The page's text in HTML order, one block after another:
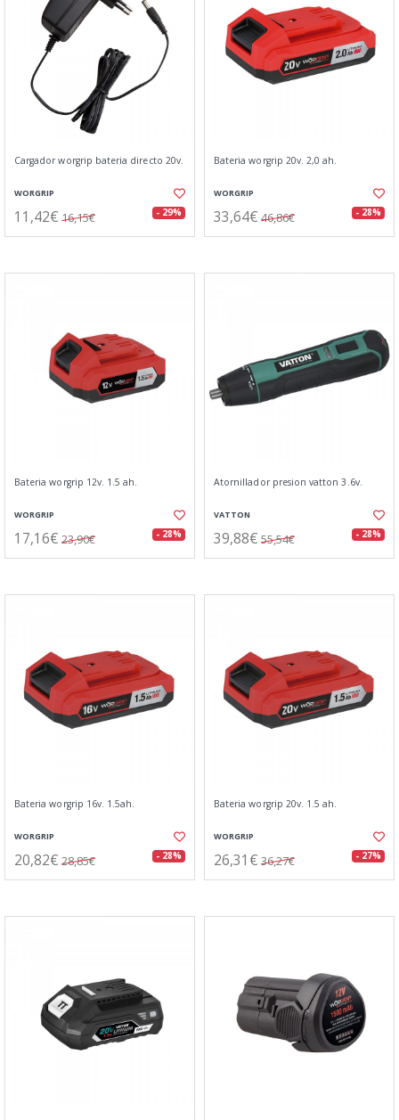
Cargador worgrip bateria directo 20v.
WORGRIP
11,42€ 16,15€ - 29%
Bateria worgrip 20v. 2,0 ah.
WORGRIP
33,64€ 46,86€ - 28%
Bateria worgrip 12v. 1.5 ah.
WORGRIP
17,16€ 23,90€ - 28%
Atornillador presion vatton 3.6v.
VATTON
39,88€ 55,54€ - 28%
Bateria worgrip 16v. 1.5ah.
WORGRIP
20,82€ 28,85€ - 28%
Bateria worgrip 20v. 1.5 ah.
WORGRIP
26,31€ 36,27€ - 27%